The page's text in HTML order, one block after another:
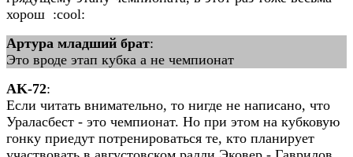
хорош :cool:
Артура младший брат:
Это вроде этап кубка а не чемпионат
AK-72:
Если читать внимательно, то нигде не написано, что
Ураласбест - это чемпионат. Но при этом на кубковую
гонку приедут потренироваться те, кто планирует